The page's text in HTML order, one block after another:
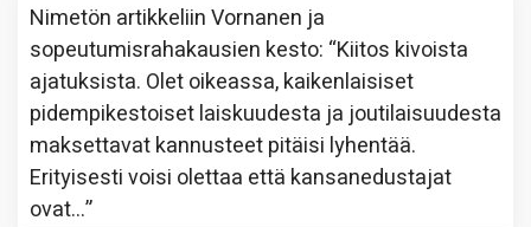
Nimetön artikkeliinVornanen ja
sopeutumisrahakausien kesto: “Kiitos kivoista
ajatuksista. Olet oikeassa, kaikenlaisiset
pidempikestoiset laiskuudesta ja joutilaisuudesta
maksettavat kannusteet pitäisi lyhentää.
Erityisesti voisi olettaa että kansanedustajat
ovat…”